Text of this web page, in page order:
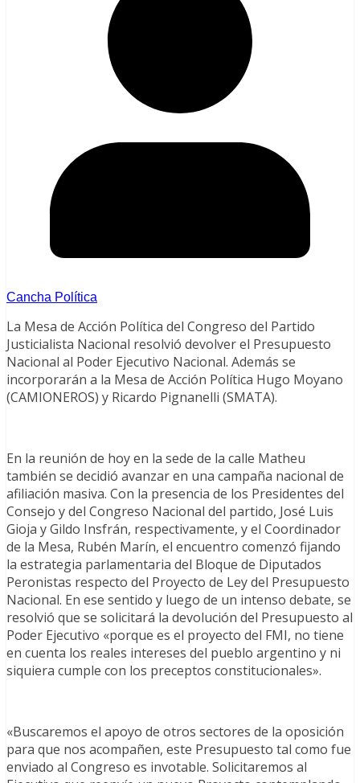
Cancha Política
La Mesa de Acción Política del Congreso del Partido
Justicialista Nacional resolvió devolver el Presupuesto
Nacional al Poder Ejecutivo Nacional. Además se
incorporarán a la Mesa de Acción Política Hugo Moyano
(CAMIONEROS) y Ricardo Pignanelli (SMATA).
En la reunión de hoy en la sede de la calle Matheu
también se decidió avanzar en una campaña nacional de
afiliación masiva. Con la presencia de los Presidentes del
Consejo y del Congreso Nacional del partido, José Luis
Gioja y Gildo Insfrán, respectivamente, y el Coordinador
de la Mesa, Rubén Marín, el encuentro comenzó fijando
la estrategia parlamentaria del Bloque de Diputados
Peronistas respecto del Proyecto de Ley del Presupuesto
Nacional. En ese sentido y luego de un intenso debate, se
resolvió que se solicitará la devolución del Presupuesto al
Poder Ejecutivo «porque es el proyecto del FMI, no tiene
en cuenta los reales intereses del pueblo argentino y ni
siquiera cumple con los preceptos constitucionales».
«Buscaremos el apoyo de otros sectores de la oposición
para que nos acompañen, este Presupuesto tal como fue
enviado al Congreso es invotable. Solicitaremos al